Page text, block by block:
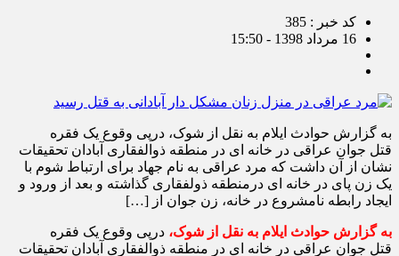
کد خبر : 385
16 مرداد 1398 - 15:50
به گزارش حوادث ایلام به نقل از شوک، درپی وقوع یک فقره
قتل جوان عراقی در خانه ای در منطقه ذوالفقاری آبادان تحقیقات
نشان از آن داشت که مرد عراقی به نام جهاد برای ارتباط شوم با
یک زن پای در خانه ای درمنطقه ذولفقاری گذاشته و بعد از ورود و
ایجاد رابطه نامشروع در خانه، زن جوان از […]
به گزارش حوادث ایلام به نقل از شوک، درپی وقوع یک فقره
قتل جوان عراقی در خانه ای در منطقه ذوالفقاری آبادان تحقیقات